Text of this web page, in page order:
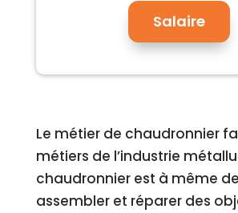
Salaire
Le métier de chaudronnier
métiers de l’industrie
chaudronnier est à même
assembler et réparer des